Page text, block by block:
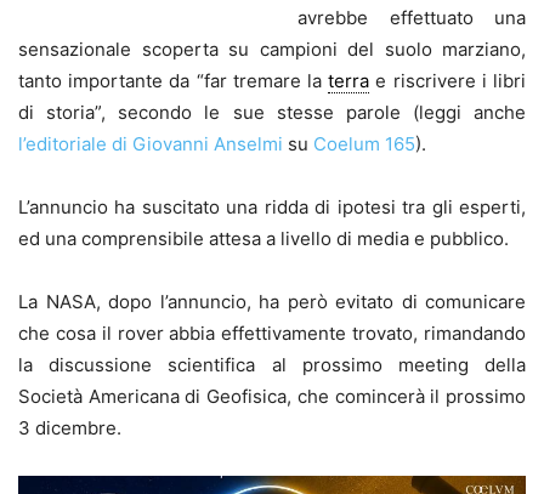
avrebbe effettuato una
sensazionale scoperta su campioni del suolo marziano,
tanto importante da “far tremare laterra e riscrivere i libri
di storia”, secondo le sue stesse parole (leggi anche
l’editoriale di Giovanni Anselmi su Coelum 165).
L’annuncio ha suscitato una ridda di ipotesi tra gli esperti,
ed una comprensibile attesa a livello di media e pubblico.
La NASA, dopo l’annuncio, ha però evitato di comunicare
che cosa il rover abbia effettivamente trovato, rimandando
la discussione scientifica al prossimo meeting della
Società Americana di Geofisica, che comincerà il prossimo
3 dicembre.